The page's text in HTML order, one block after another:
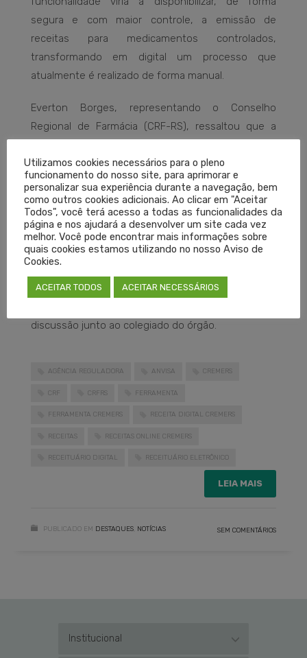
segura e com maior controle, a emissão de
receitas para medicamentos controlados,
transformando em digital um processo que
atualmente é realizado de forma manual.
Everton Borges, representando o Conselho
Regional de Farmácia (CRF-RS), ressaltou que a
beneficiado médicos, pacientes e farmacêuticos.
“O objetivo agora é ampliar esse benefício para
aqueles que necessitam de medicamentos
controlados, inclusive para profissionais e
pacientes que utilizam o Sistema Único de Saúde
(SUS)”, complementou.
Ao final da reunião, a Anvisa informou que o projeto
discussão junto ao colegiado do órgão.
AGÊNCIA REGULADORA ANVISA CREMERS
CRF CRFRS FERRAMENTA
FERRAMENTA CREMERS RECEITA DIGITAL CREMERS
RECEITAS RECEITAS ONLINE CREMERS
RECEITUÁRIO DIGITAL RECEITUÁRIO ELETRÔNICO
LEIA MAIS
PUBLICADO EM DESTAQUES NOTÍCIAS SEM COMENTÁRIOS
Institucional
Utilizamos cookies necessários para o pleno
funcionamento do nosso site, para aprimorar e
personalizar sua experiência durante a navegação, bem
como outros cookies adicionais. Ao clicar em "Aceitar
Todos", você terá acesso a todas as funcionalidades da
página e nos ajudará a desenvolver um site cada vez
melhor. Você pode encontrar mais informações sobre
quais cookies estamos utilizando no nosso Aviso de
Cookies.
ACEITAR TODOS ACEITAR NECESSÁRIOS